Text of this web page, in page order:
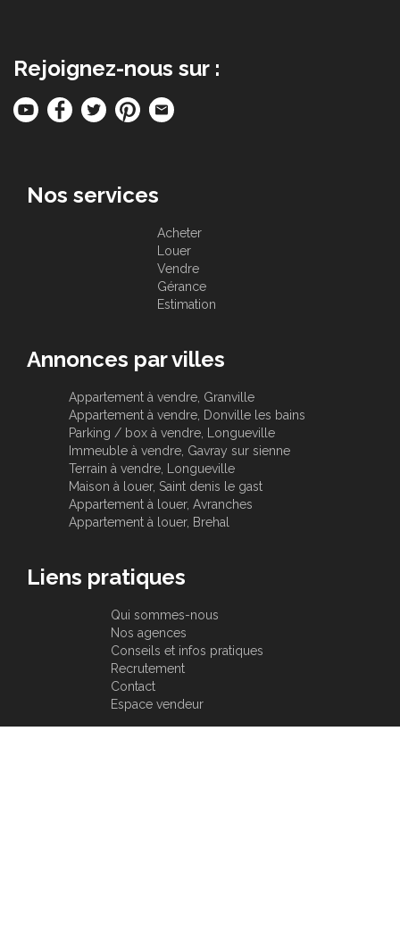
Rejoignez-nous sur :
Nos services
Acheter
Louer
Vendre
Gérance
Estimation
Annonces par villes
Appartement à vendre, Granville
Appartement à vendre, Donville les bains
Parking / box à vendre, Longueville
Immeuble à vendre, Gavray sur sienne
Terrain à vendre, Longueville
Maison à louer, Saint denis le gast
Appartement à louer, Avranches
Appartement à louer, Brehal
Liens pratiques
Qui sommes-nous
Nos agences
Conseils et infos pratiques
Recrutement
Contact
Espace vendeur